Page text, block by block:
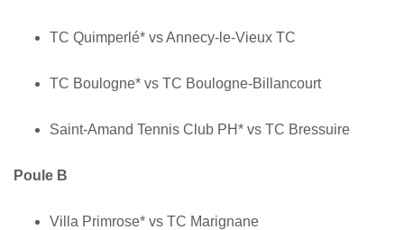
TC Quimperlé* vs Annecy-le-Vieux TC
TC Boulogne* vs TC Boulogne-Billancourt
Saint-Amand Tennis Club PH* vs TC Bressuire
Poule B
Villa Primrose* vs TC Marignane